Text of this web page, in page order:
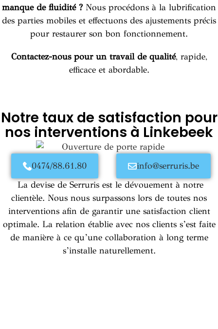
manque de fluidité ? Nous procédons à la lubrification
des parties mobiles et effectuons des ajustements précis
pour restaurer son bon fonctionnement.
Contactez-nous pour un travail de qualité, rapide,
efficace et abordable.
Notre taux de satisfaction pour
nos interventions à Linkebeek
0474/88.61.80
info@serruris.be
La devise de Serruris est le dévouement à notre
clientèle. Nous nous surpassons lors de toutes nos
interventions afin de garantir une satisfaction client
optimale. La relation établie avec nos clients s’est faite
de manière à ce qu’une collaboration à long terme
s’installe naturellement.